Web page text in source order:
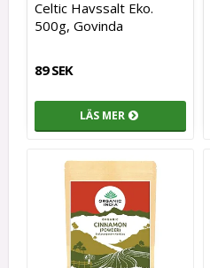
Celtic Havssalt Eko.
500g, Govinda
89 SEK
LÄS MER